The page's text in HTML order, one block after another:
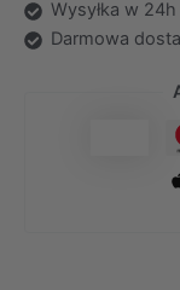
Wysyłka w 24h
Darmowa